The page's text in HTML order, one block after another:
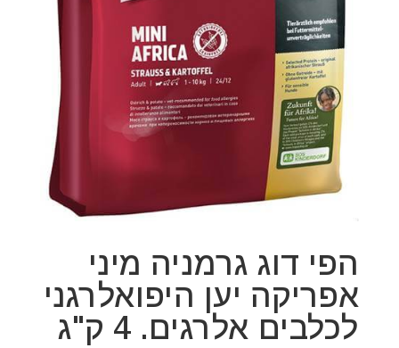
הפי דוג גרמניה מיני
אפריקה יען היפואלרגני
לכלבים אלרגים. 4 ק"ג